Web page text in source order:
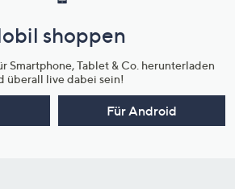
shoppen
Smartphone, Tablet & Co. herunterladen
überall live dabei sein!
Für Android